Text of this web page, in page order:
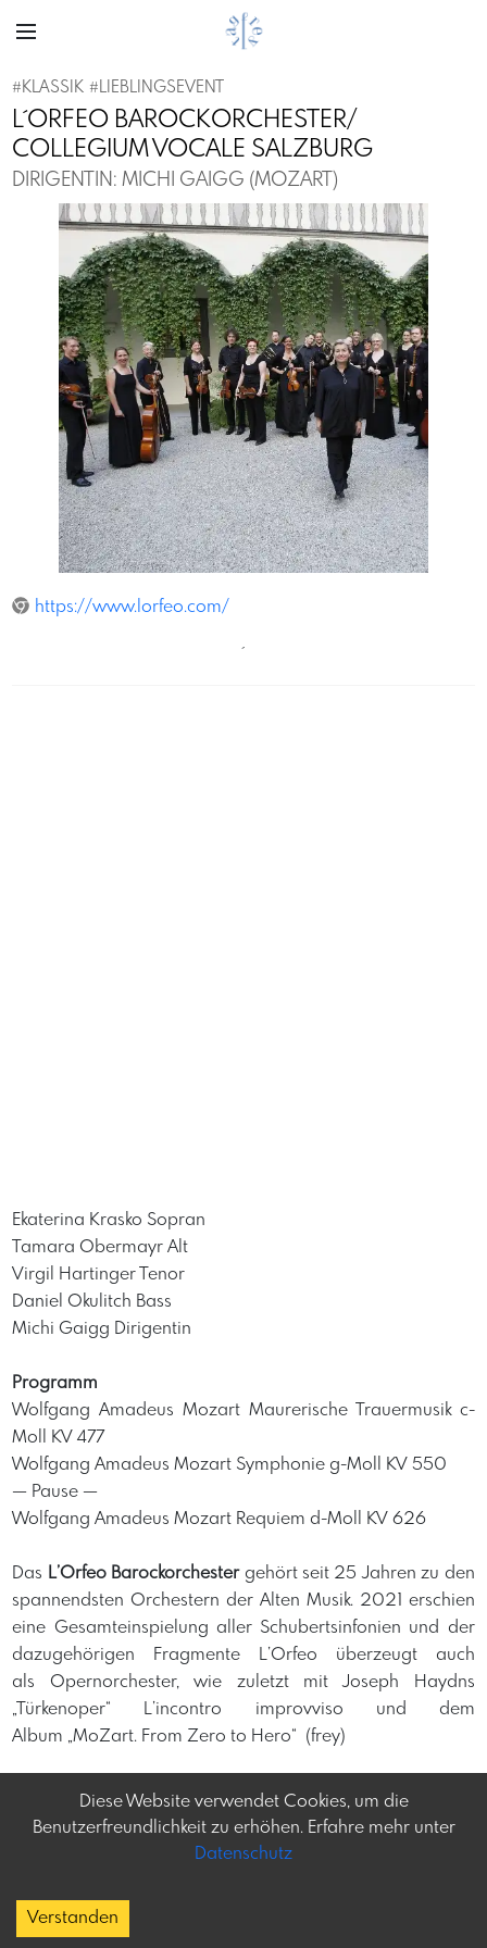
#KLASSIK #LIEBLINGSEVENT
L´ORFEO BAROCKORCHESTER/
COLLEGIUM VOCALE SALZBURG
DIRIGENTIN: MICHI GAIGG (MOZART)
Previous Next
https://www.lorfeo.com/
´
Ekaterina Krasko Sopran
Tamara Obermayr Alt
Virgil Hartinger Tenor
Daniel Okulitch Bass
Michi Gaigg Dirigentin
Programm
Wolfgang Amadeus Mozart Maurerische Trauermusik c-
Moll KV 477
Wolfgang Amadeus Mozart Symphonie g-Moll KV 550
— Pause —
Wolfgang Amadeus Mozart Requiem d-Moll KV 626
Das L’Orfeo Barockorchestergehört seit 25 Jahren zu den
spannendsten Orchestern der Alten Musik. 2021 erschien
eine Gesamteinspielung aller Schubertsinfonien und der
dazugehörigen Fragmente L’Orfeo überzeugt auch
als Opernorchester, wie zuletzt mit Joseph Haydns
„Türkenoper“ L’incontro improvviso und dem
Album „MoZart. From Zero to Hero“ (frey)
Diese Website verwendet Cookies, um die
Benutzerfreundlichkeit zu erhöhen. Erfahre mehr unter
Datenschutz
Verstanden
und mehr in Österreich
Kontakt: social@frey-tag.at